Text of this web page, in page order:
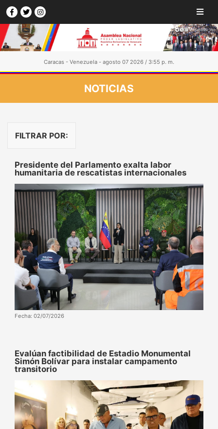
Caracas - Venezuela - agosto 07 2026 / 3:55 p. m.
NOTICIAS
FILTRAR POR:
Presidente del Parlamento exalta labor
humanitaria de rescatistas internacionales
Fecha: 02/07/2026
Evalúan factibilidad de Estadio Monumental
Simón Bolívar para instalar campamento
transitorio